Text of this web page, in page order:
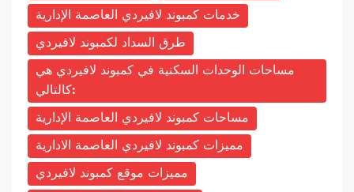
خدمات كمبوند لافيردي العاصمة الإدارية
طرق السداد لكمبوند لافيردي
مساحات الوحدات السكنية في كمبوند لافيردي هي
كالتالي:
مساحات كمبوند لافيردي العاصمة الإدارية
مميزات كمبوند لافيردي العاصمة الادارية
مميزات موقع كمبوند لافيردي